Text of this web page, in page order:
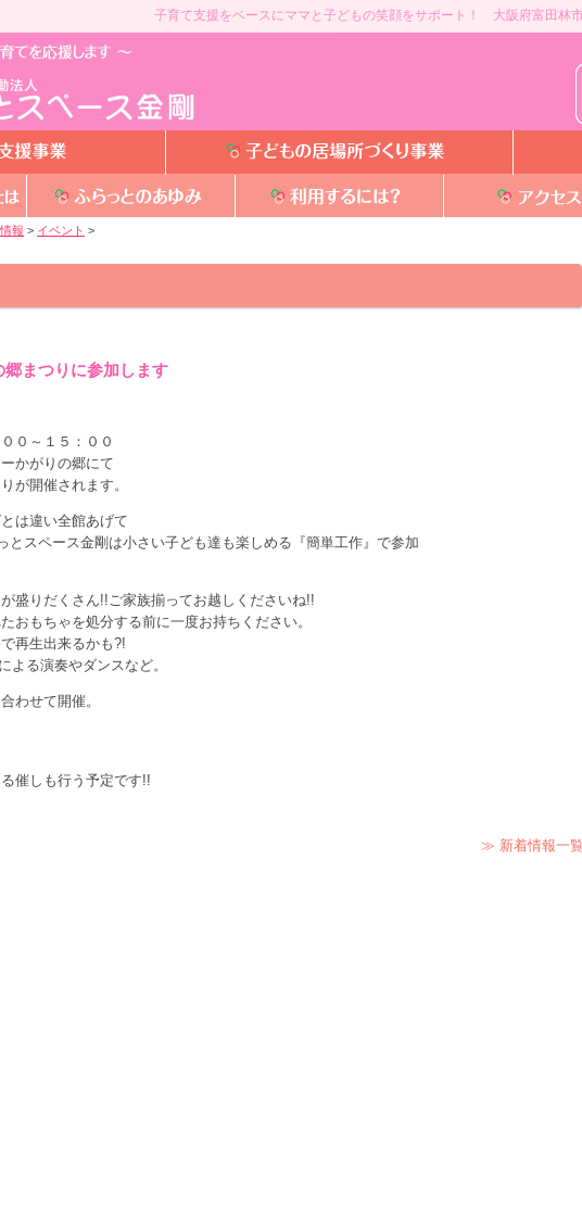
子育て支援をベースにママと子どもの笑顔をサポート！ 大阪府富田林
報 > イベント >
まつりに参加します
０～１５：００
かがりの郷にて
が開催されます。
は違い全館あげて
とスペース金剛は小さい子ども達も楽しめる『簡単工作』で参加
盛りだくさん!!ご家族揃ってお越しくださいね!!
もちゃを処分する前に一度お持ちください。
再生出来るかも?!
る演奏やダンスなど。
わせて開催。
催しも行う予定です!!
≫ 新着情報一